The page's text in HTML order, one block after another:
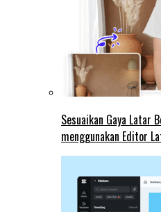
Sesuaikan Gaya Latar
menggunakan Editor